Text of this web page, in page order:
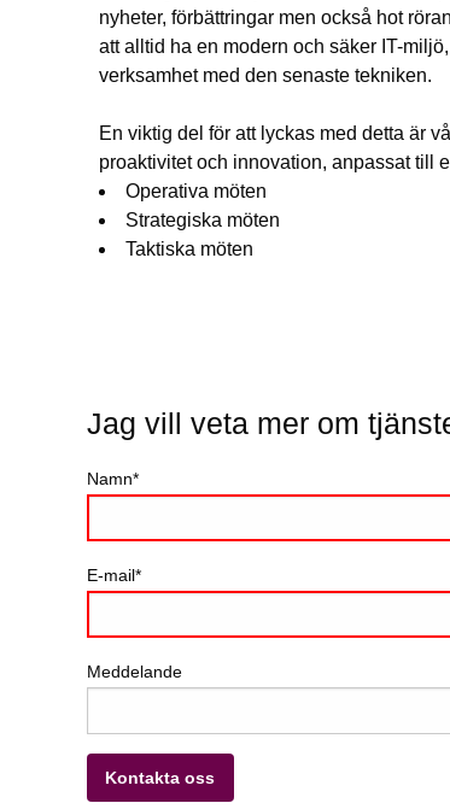
nyheter, förbättringar men också hot
att alltid ha en modern och säker IT-
verksamhet med den senaste tekniken.
En viktig del för att lyckas med detta är
proaktivitet och innovation, anpassat till
Operativa möten
Strategiska möten
Taktiska möten
Jag vill veta mer om
Namn
E-mail
Meddelande
Kontakta oss